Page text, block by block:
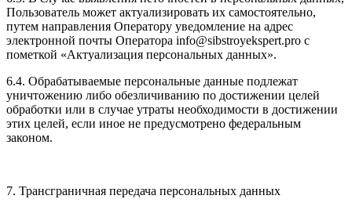
Пользователь может актуализировать их самостоятельно,
путем направления Оператору уведомление на адрес
электронной почты Оператора info@sibstroyekspert.pro с
пометкой «Актуализация персональных данных».
6.4. Обрабатываемые персональные данные подлежат
уничтожению либо обезличиванию по достижении целей
обработки или в случае утраты необходимости в достижении
этих целей, если иное не предусмотрено федеральным
законом.
7. Трансграничная передача персональных данных